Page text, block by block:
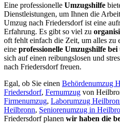
Eine professionelle Umzugshilfe
Dienstleistungen, um Ihnen die
Umzug nach Friedersdorf ist eine
Erfahrung. Es gibt so viel zu
oft fehlt einfach die Zeit, um alles zu
eine professionelle Umzugshilfe bei
sich auf einen reibungslosen und
nach Friedersdorf freuen.
Egal, ob Sie einen Behördenumzug
Friedersdorf, Fernumzug von
Firmenumzug, Laborumzug
Heilbronn, Seniorenumzug in
Friedersdorf planen wir haben die